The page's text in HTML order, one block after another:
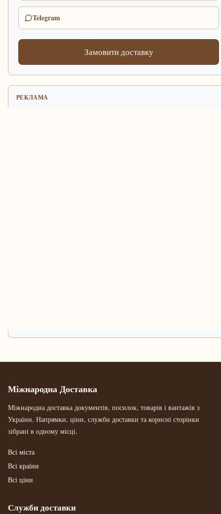
Telegram
Замовити доставку
РЕКЛАМА
Міжнародна Доставка
Міжнародна доставка документів, посилок, товарів і вантажів з
України. Напрямки, ціни, служби доставки та корисні сторінки
зібрані в одному місці.
Всі міста
Всі країни
Всі ціни
Служби доставки